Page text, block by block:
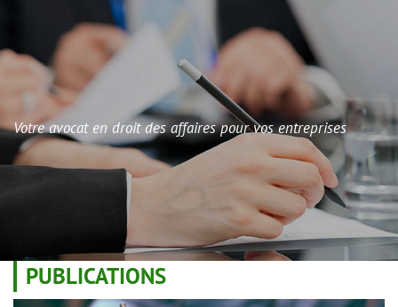
Votre avocat en droit des affaires pour vos entreprises
PUBLICATIONS